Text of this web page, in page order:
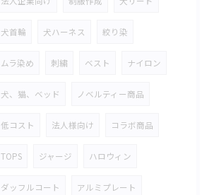
犬首輪 犬ハーネス 絞り染
ムラ染め 刺繍 ベスト ナイロン
犬、猫、ベッド ノベルティー商品
低コスト 法人様向け コラボ商品
TOPS ジャージ ハロウィン
ダッフルコート アルミプレート